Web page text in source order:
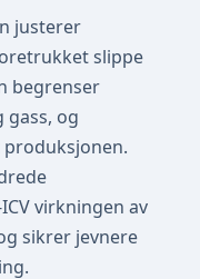
justerer
slippe
begrenser
gass, og
virkningen av
sikrer jevnere